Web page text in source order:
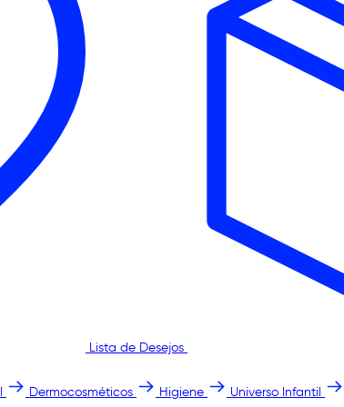
Lista de Desejos
Dermocosméticos Higiene Universo Infantil